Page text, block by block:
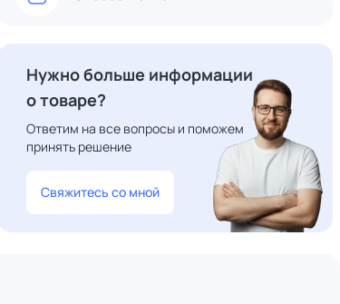
Нужно больше информации
о товаре?
Ответим на все вопросы и поможем
принять решение
Свяжитесь со мной